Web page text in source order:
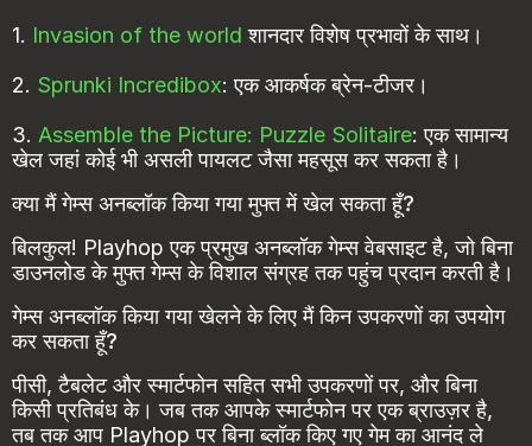
1. Invasion of the world शानदार विशेष प्रभावों के साथ।
2. Sprunki Incredibox: एक आकर्षक ब्रेन-टीजर।
3. Assemble the Picture: Puzzle Solitaire: एक सामान्य
खेल जहां कोई भी असली पायलट जैसा महसूस कर सकता है।
क्या मैं गेम्स अनब्लॉक किया गया मुफ्त में खेल सकता हूँ?
बिलकुल! Playhop एक प्रमुख अनब्लॉक गेम्स वेबसाइट है, जो बिना
डाउनलोड के मुफ्त गेम्स के विशाल संग्रह तक पहुंच प्रदान करती है।
गेम्स अनब्लॉक किया गया खेलने के लिए मैं किन उपकरणों का उपयोग
कर सकता हूँ?
पीसी, टैबलेट और स्मार्टफोन सहित सभी उपकरणों पर, और बिना
किसी प्रतिबंध के। जब तक आपके स्मार्टफोन पर एक ब्राउज़र है,
तब तक आप Playhop पर बिना ब्लॉक किए गए गेम का आनंद ले